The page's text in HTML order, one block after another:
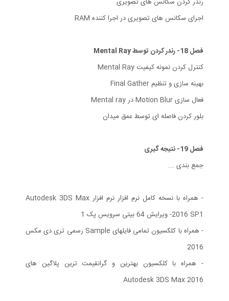
اجرای سکانس های تصویری در اجرا کننده RAM
فصل 18- رندر کردن توسط Mental Ray
کنترل کردن نمونه کیفیت Mental Ray
بهینه سازی و تنظیم Final Gather
فعال سازی Motion Blur در Mental ray
بلور کردن فاصله ای توسط عمق میدان
فصل 19- نتیجه گیری
جمع بندی ...
- همراه با نسخه کامل نرم افزار نرم افزار Autodesk 3DS Max
2016 SP1- ویرایش 64 بیتی سرویس پک 1
- همراه با کلکسیون تمامی فایلهای Sample رسمی تری دی مکس
2016
- همراه با کلکسیون بهترین و گرانقیمت ترین پلاگین های
Autodesk 3DS Max 2016